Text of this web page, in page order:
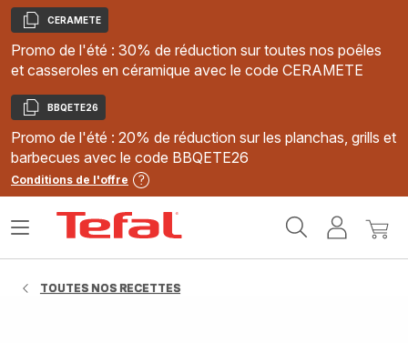
Copier
CERAMETE
Promo de l'été : 30% de réduction sur toutes nos poêles
et casseroles en céramique avec le code CERAMETE
Copier
BBQETE26
Promo de l'été : 20% de réduction sur les planchas, grills et
barbecues avec le code BBQETE26
Conditions de l'offre
MonMon
Ouvrir
TOUTES NOS RECETTES